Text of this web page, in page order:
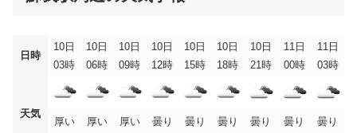
日時
10日
03時
10日
06時
10日
09時
10日
12時
10日
15時
10日
18時
10日
21時
11日
00時
11日
03時
天気
厚い
厚い
厚い
曇り
曇り
曇り
曇り
曇り
曇り